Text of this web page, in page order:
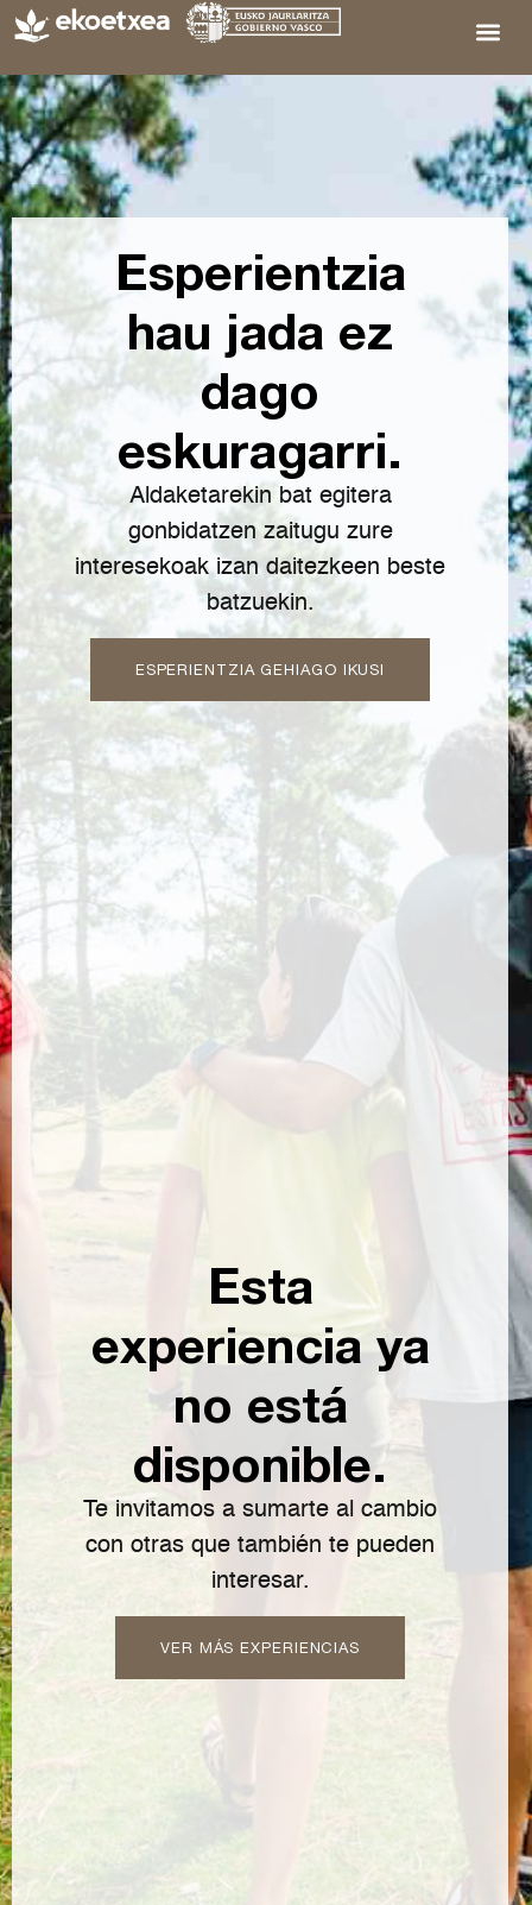
Esperientzia
hau jada ez
dago
eskuragarri.
Aldaketarekin bat egitera
gonbidatzen zaitugu zure
interesekoak izan daitezkeen beste
batzuekin.
ESPERIENTZIA GEHIAGO IKUSI
Esta
experiencia ya
no está
disponible.
Te invitamos a sumarte al cambio
con otras que también te pueden
interesar.
VER MÁS EXPERIENCIAS